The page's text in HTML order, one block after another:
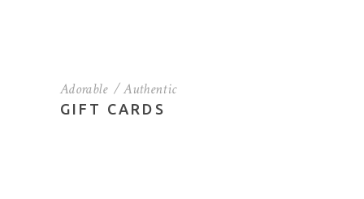
Adorable Authentic
GIFT CARDS